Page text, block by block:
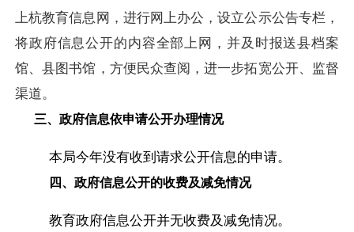
上杭教育信息网，进行网上办公，设立公示公告专栏，
将政府信息公开的内容全部上网，并及时报送县档案
馆、县图书馆，方便民众查阅，进一步拓宽公开、监督
渠道。
三、政府信息依申请公开办理情况
本局今年没有收到请求公开信息的申请。
四、政府信息公开的收费及减免情况
教育政府信息公开并无收费及减免情况。